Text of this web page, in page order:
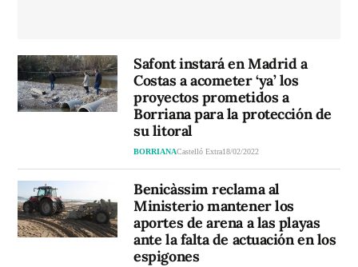
Safont instará en Madrid a
Costas a acometer ‘ya’ los
proyectos prometidos a
Borriana para la protección de
su litoral
BORRIANACastelló Extra18/02/2022
Benicàssim reclama al
Ministerio mantener los
aportes de arena a las playas
ante la falta de actuación en los
espigones